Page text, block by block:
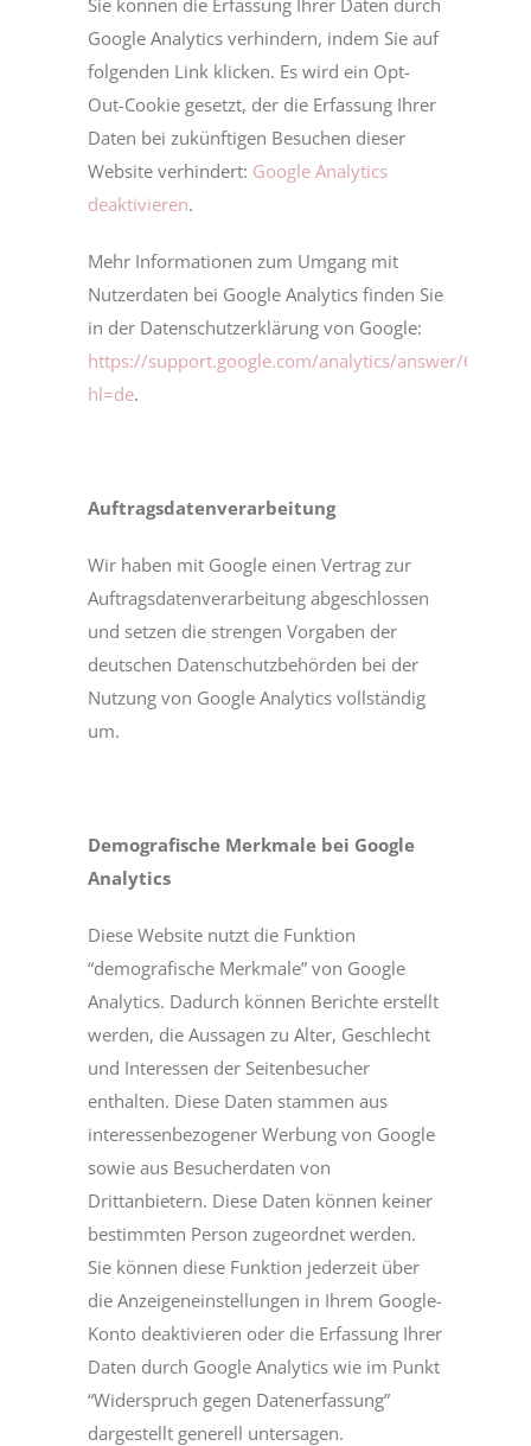
Sie können die Erfassung Ihrer Daten durch
Google Analytics verhindern, indem Sie auf
folgenden Link klicken. Es wird ein Opt-
Out-Cookie gesetzt, der die Erfassung Ihrer
Daten bei zukünftigen Besuchen dieser
Website verhindert: Google Analytics
deaktivieren.
Mehr Informationen zum Umgang mit
Nutzerdaten bei Google Analytics finden Sie
in der Datenschutzerklärung von Google:
https://support.google.com/analytics/answer/
hl=de.
Auftragsdatenverarbeitung
Wir haben mit Google einen Vertrag zur
Auftragsdatenverarbeitung abgeschlossen
und setzen die strengen Vorgaben der
deutschen Datenschutzbehörden bei der
Nutzung von Google Analytics vollständig
um.
Demografische Merkmale bei Google
Analytics
Diese Website nutzt die Funktion
“demografische Merkmale” von Google
Analytics. Dadurch können Berichte erstellt
werden, die Aussagen zu Alter, Geschlecht
und Interessen der Seitenbesucher
enthalten. Diese Daten stammen aus
interessenbezogener Werbung von Google
sowie aus Besucherdaten von
Drittanbietern. Diese Daten können keiner
bestimmten Person zugeordnet werden.
Sie können diese Funktion jederzeit über
die Anzeigeneinstellungen in Ihrem Google-
Konto deaktivieren oder die Erfassung Ihrer
Daten durch Google Analytics wie im Punkt
“Widerspruch gegen Datenerfassung”
dargestellt generell untersagen.